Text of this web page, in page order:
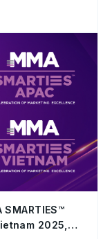
2025,